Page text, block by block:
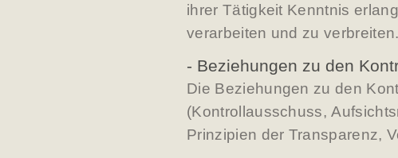
ihrer Tätigkeit Kenntnis
verarbeiten und zu verbreiten.
- Beziehungen zu den
Die Beziehungen zu den
(Kontrollausschuss,
Prinzipien der Transparenz,